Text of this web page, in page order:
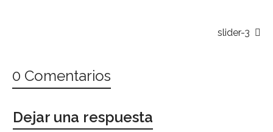
slider-3
0 Comentarios
Dejar una respuesta